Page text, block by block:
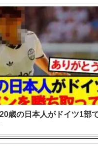
20歳の日本人がドイツ1部